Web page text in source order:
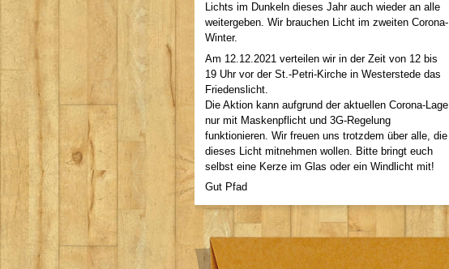
Lichts im Dunkeln dieses Jahr auch wieder an alle
weitergeben. Wir brauchen Licht im zweiten Corona-
Winter.
Am 12.12.2021 verteilen wir in der Zeit von 12 bis
19 Uhr vor der St.-Petri-Kirche in Westerstede das
Friedenslicht.
Die Aktion kann aufgrund der aktuellen Corona-Lage
nur mit Maskenpflicht und 3G-Regelung
funktionieren. Wir freuen uns trotzdem über alle, die
dieses Licht mitnehmen wollen. Bitte bringt euch
selbst eine Kerze im Glas oder ein Windlicht mit!
Gut Pfad